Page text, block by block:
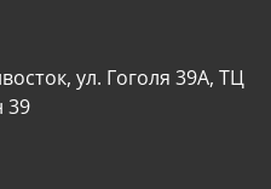
ул. Гоголя 39А, ТЦ
39